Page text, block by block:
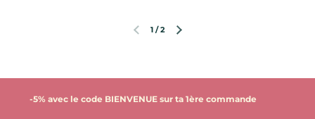
Diapositive précédente
Diapositive suivante
1 /2
-5% avec le code BIENVENUE sur ta 1ère commande